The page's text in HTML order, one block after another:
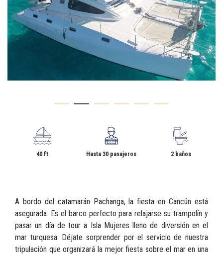
40 ft Hasta 30 pasajeros 2 baños
A bordo del catamarán Pachanga, la fiesta en Cancún está
asegurada. Es el barco perfecto para relajarse su trampolí­n y
pasar un día de tour a Isla Mujeres lleno de diversión en el
mar turquesa. Déjate sorprender por el servicio de nuestra
tripulación que organizará la mejor fiesta sobre el mar en una